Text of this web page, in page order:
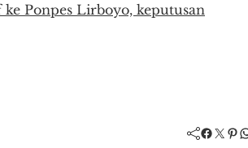
Ponpes Lirboyo, keputusan
Facebook Twitter Pinterest WhatsApp